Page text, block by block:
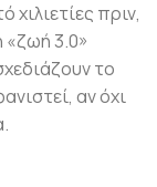
πριν,
«ζωή 3.0»
το
αν όχι